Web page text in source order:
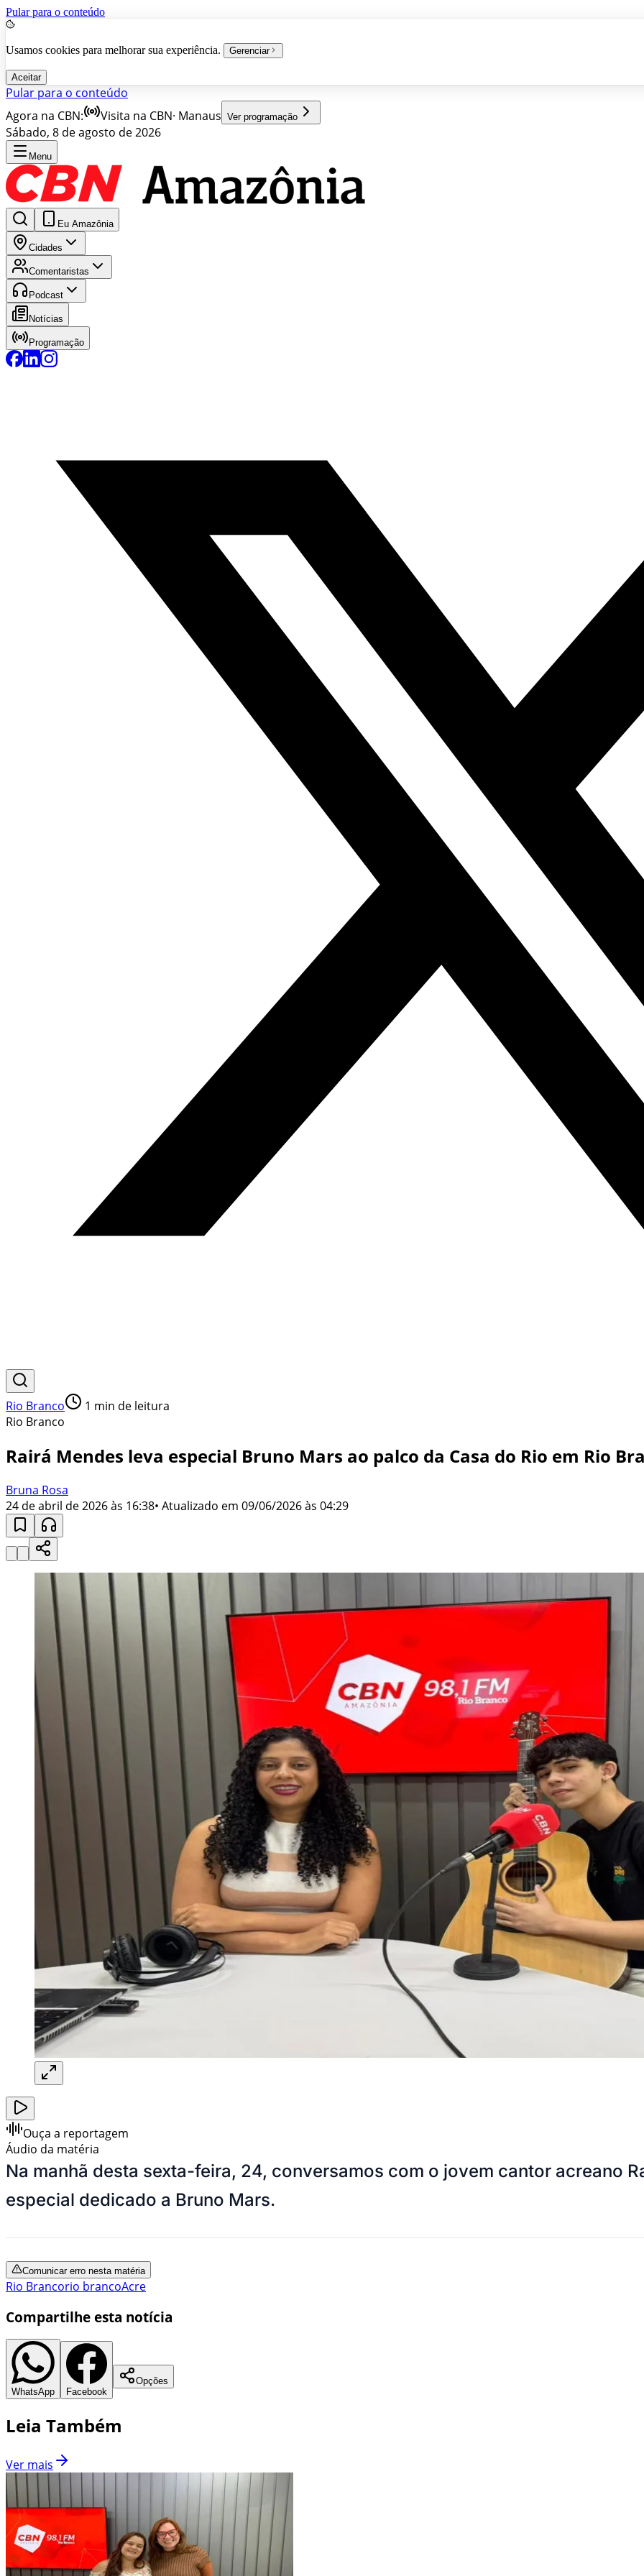
Pular para o conteúdo
Usamos cookies para melhorar sua experiência. Gerenciar
Aceitar
Pular para o conteúdo
Agora na CBN:
Visita na CBN· Manaus Ver programação
Sábado, 8 de agosto de 2026
Menu
Eu Amazônia
Cidades
Comentaristas
Podcast
Notícias
Programação
Rio Branco 1 min de leitura
Rio Branco
Rairá Mendes leva especial Bruno Mars ao palco da Casa do Rio em Rio
Bruna Rosa
24 de abril de 2026 às 16:38• Atualizado em 09/06/2026 às 04:29
Ouça a reportagem
Áudio da matéria
Na manhã desta sexta-feira, 24, conversamos com o jovem cantor acreano
especial dedicado a Bruno Mars.
Comunicar erro nesta matéria
Rio Brancorio brancoAcre
Compartilhe esta notícia
WhatsApp Facebook
Opções
Leia Também
Ver mais